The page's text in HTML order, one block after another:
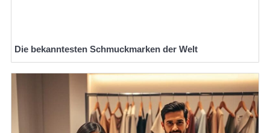
Die bekanntesten Schmuckmarken der Welt